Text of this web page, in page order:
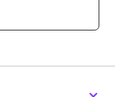
※4、UPF50＋※5